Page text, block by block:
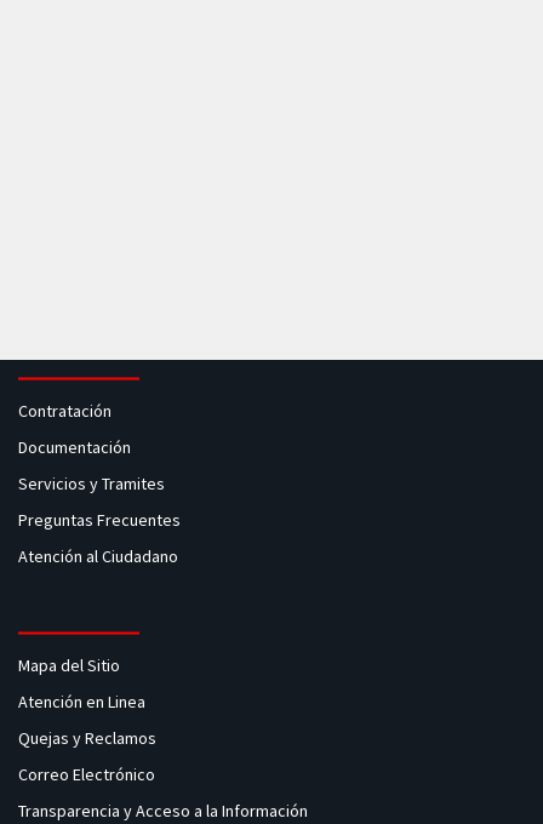
Contratación
Documentación
Servicios y Tramites
Preguntas Frecuentes
Atención al Ciudadano
Mapa del Sitio
Atención en Linea
Quejas y Reclamos
Correo Electrónico
Transparencia y Acceso a la Información